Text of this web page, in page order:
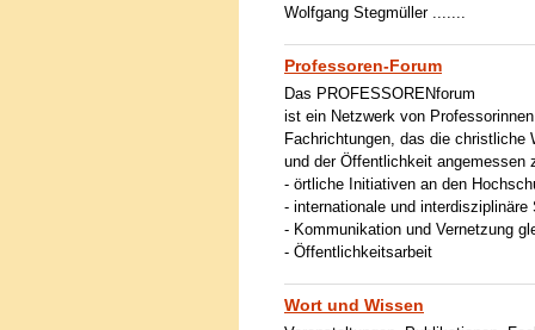
Wolfgang Stegmüller .......
Professoren-Forum
Das PROFESSORENforum
ist ein Netzwerk von
Fachrichtungen, das die christliche
und der Öffentlichkeit angemessen
- örtliche Initiativen an den
- internationale und interdisziplinäre
- Kommunikation und Vernetzung
- Öffentlichkeitsarbeit
Wort und Wissen